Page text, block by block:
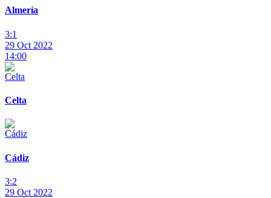
Almería
3:1
29 Oct 2022
14:00
Celta
Cádiz
3:2
29 Oct 2022